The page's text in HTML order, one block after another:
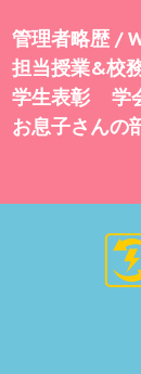
Menu
Skip
content
管理者略歴 /
担当授業&校
学生表彰
学
お息子さんの